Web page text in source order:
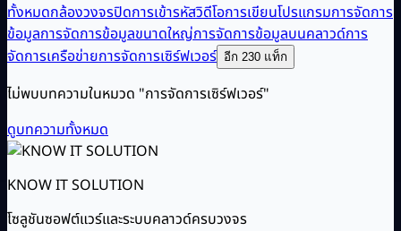
ทั้งหมดกล้องวงจรปิดการเข้ารหัสวิดีโอการเขียนโปรแกรมการจัดการ
ข้อมูลการจัดการข้อมูลขนาดใหญ่การจัดการข้อมูลบนคลาวด์การ
จัดการเครือข่ายการจัดการเซิร์ฟเวอร์ อีก 230 แท็ก
ไม่พบบทความในหมวด "การจัดการเซิร์ฟเวอร์"
ดูบทความทั้งหมด
KNOW IT SOLUTION
โซลูชันซอฟต์แวร์และระบบคลาวด์ครบวงจร